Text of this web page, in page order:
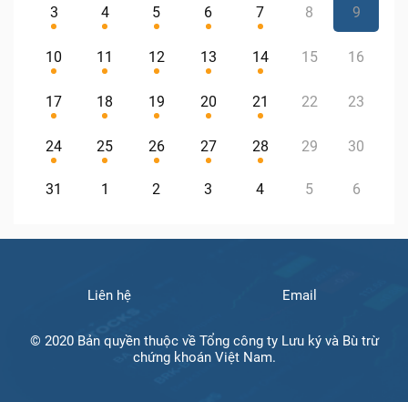
3 4 5 6 7 8 9
10 11 12 13 14 15 16
17 18 19 20 21 22 23
24 25 26 27 28 29 30
31 1 2 3 4 5 6
Liên hệ Email
© 2020 Bản quyền thuộc về Tổng công ty Lưu ký và Bù trừ
chứng khoán Việt Nam.